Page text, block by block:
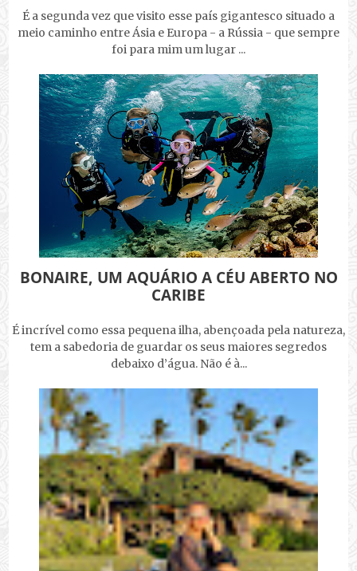
É a segunda vez que visito esse país gigantesco situado a
meio caminho entre Ásia e Europa - a Rússia - que sempre
foi para mim um lugar ...
BONAIRE, UM AQUÁRIO A CÉU ABERTO NO
CARIBE
É incrível como essa pequena ilha, abençoada pela natureza,
tem a sabedoria de guardar os seus maiores segredos
debaixo d’água. Não é à...